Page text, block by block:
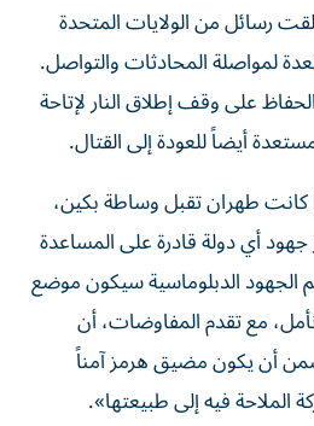
رسائل من الولايات المتحدة
لمواصلة المحادثات والتواصل.
على وقف إطلاق النار لإتاحة
أيضاً للعودة ​إلى القتال.
كانت طهران تقبل وساطة بكين،
أي دولة قادرة على المساعدة
الجهود الدبلوماسية سيكون موضع
مع تقدم المفاوضات، ​أن
أن يكون مضيق هرمز آمناً
الملاحة فيه إلى طبيعتها».